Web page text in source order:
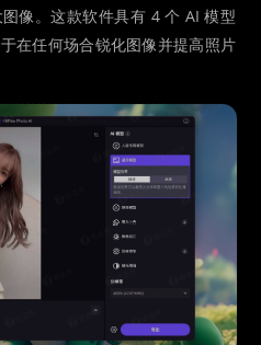
像。这款软件具有 4 个 AI 模型
在任何场合锐化图像并提高照片